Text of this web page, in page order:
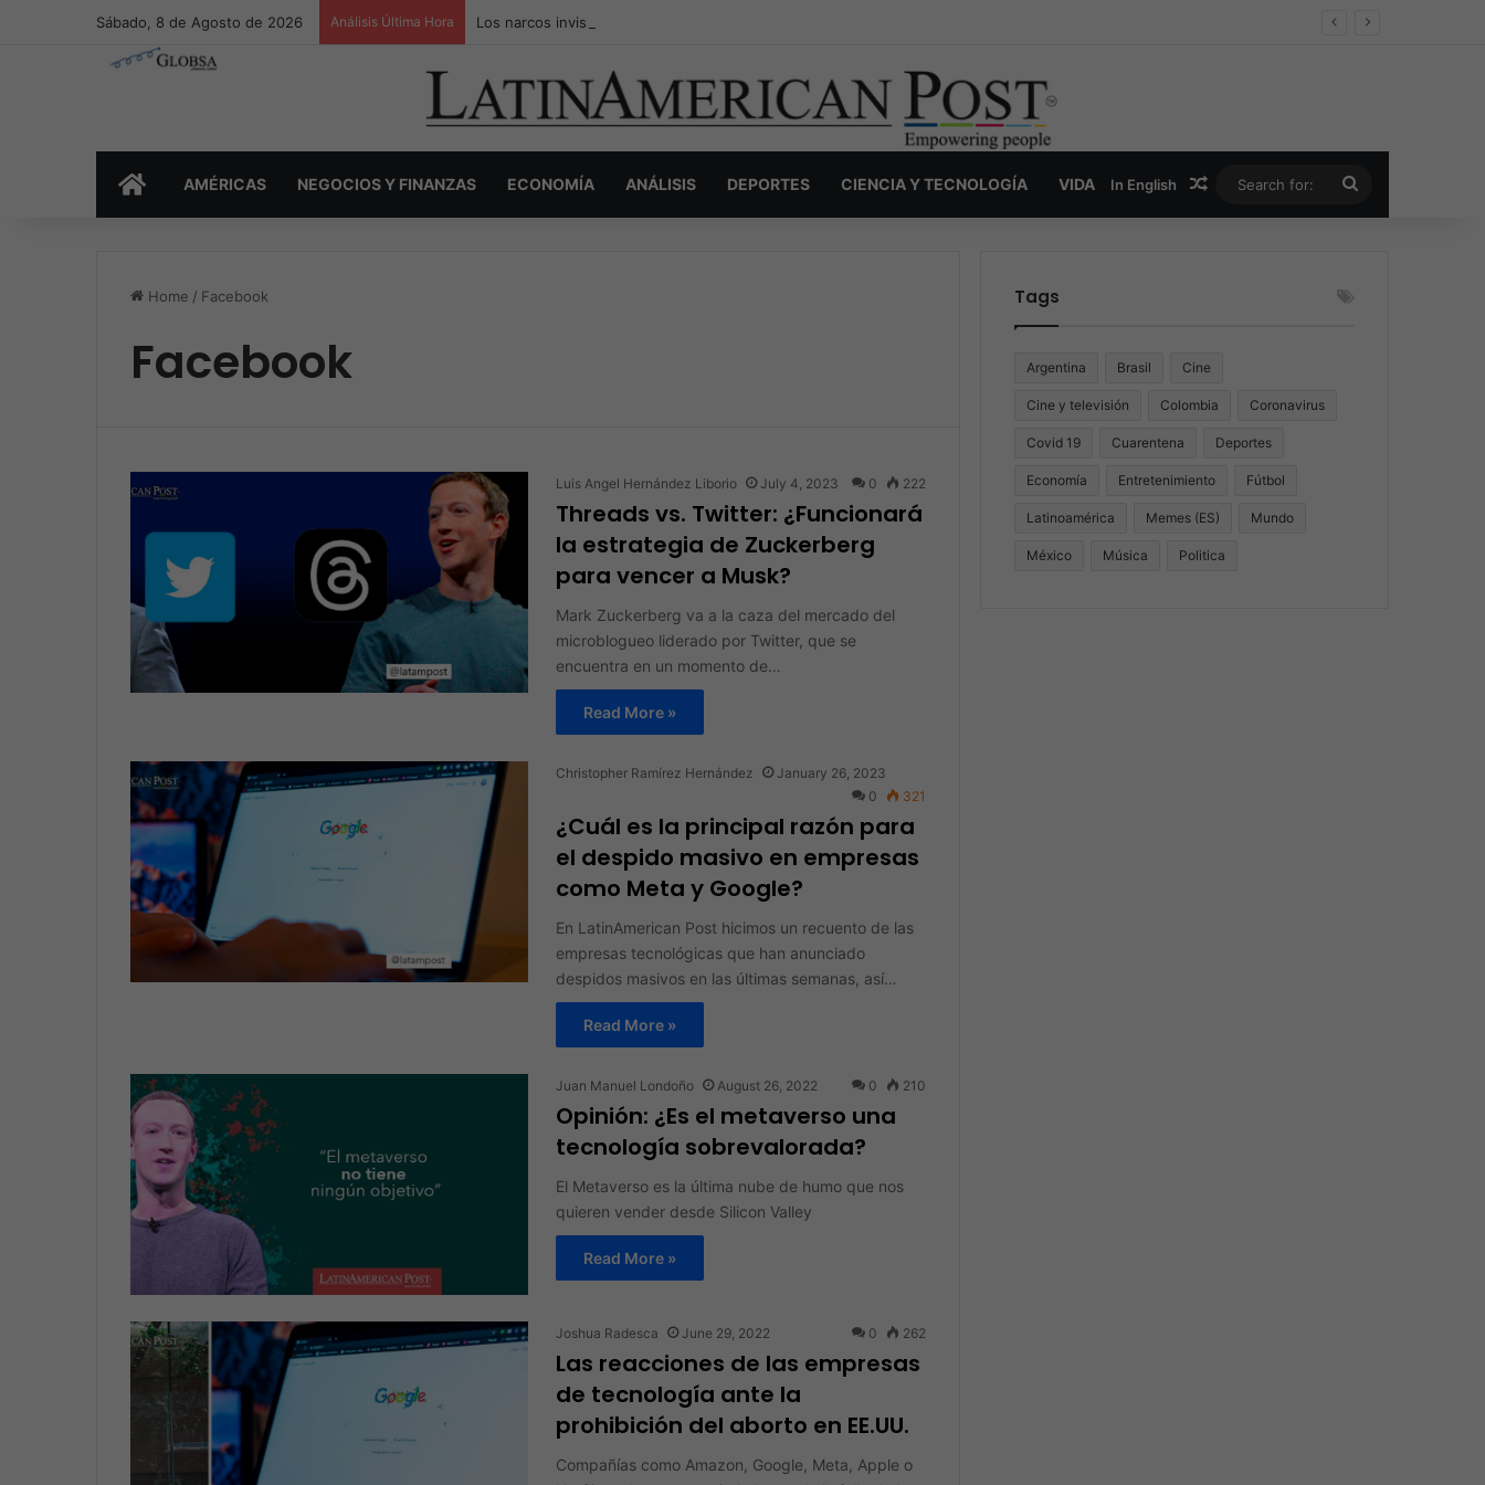
Sábado, 8 de Agosto de 2026 Análisis Última Hora Los narcos invisibles de Colombia: la guerra secreta por la verdad, el poder y la nueva economía de la droga
INICIOAMÉRICAS NEGOCIOS Y FINANZAS ECONOMÍA ANÁLISIS DEPORTES CIENCIA Y TECNOLOGÍA VIDA In English Random Article
for:
Home / Facebook
Facebook
Luis Angel Hernández Liborio July 4, 2023 0 222
Threads vs. Twitter: ¿Funcionará
la estrategia de Zuckerberg
para vencer a Musk?
Mark Zuckerberg va a la caza del mercado del
microblogueo liderado por Twitter, que se
encuentra en un momento de…
Read More »
Christopher Ramírez Hernández
January 26, 2023
0
321
¿Cuál es la principal razón para
el despido masivo en empresas
como Meta y Google?
En LatinAmerican Post hicimos un recuento de las
empresas tecnológicas que han anunciado
despidos masivos en las últimas semanas, así…
Read More »
Juan Manuel Londoño August 26, 2022 0 210
Opinión: ¿Es el metaverso una
tecnología sobrevalorada?
El Metaverso es la última nube de humo que nos
quieren vender desde Silicon Valley
Read More »
Joshua Radesca June 29, 2022 0 262
Las reacciones de las empresas
de tecnología ante la
prohibición del aborto en EE.UU.
Compañías como Amazon, Google, Meta, Apple o
Tags
Argentina Brasil Cine
Cine y televisión Colombia Coronavirus
Covid 19 Cuarentena Deportes
Economía Entretenimiento Fútbol
Latinoamérica Memes (ES) Mundo
México Música Politica